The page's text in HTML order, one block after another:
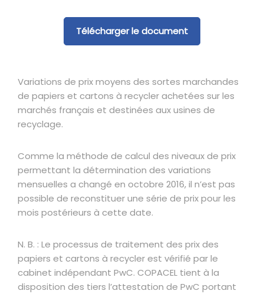
Télécharger le document
Variations de prix moyens des sortes marchandes
de papiers et cartons à recycler achetées sur les
marchés français et destinées aux usines de
recyclage.
Comme la méthode de calcul des niveaux de prix
permettant la détermination des variations
mensuelles a changé en octobre 2016, il n’est pas
possible de reconstituer une série de prix pour les
mois postérieurs à cette date.
N. B. : Le processus de traitement des prix des
papiers et cartons à recycler est vérifié par le
cabinet indépendant PwC. COPACEL tient à la
disposition des tiers l’attestation de PwC portant